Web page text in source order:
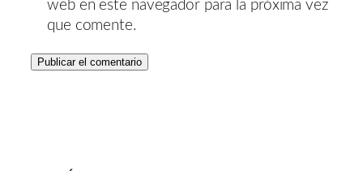
web en este navegador para la próxima vez
que comente.